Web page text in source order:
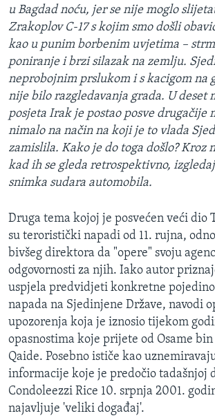
u Bagdad noću, jer se nije moglo
Zrakoplov C-17 s kojim smo došli
kao u punim borbenim uvjetima –
poniranje i brzi silazak na zemlju.
neprobojnim prslukom i s kacigom na
nije bilo razgledavanja grada. U deset
posjeta Irak je postao posve drugačije
nimalo na način na koji je to vlada
zamislila. Kako je do toga došlo? Kroz
kad ih se gleda retrospektivno,
snimka sudara automobila.
Druga tema kojoj je posvećen veći dio
su teroristički napadi od 11. rujna,
bivšeg direktora da "opere" svoju
odgovornosti za njih. Iako autor
uspjela predvidjeti konkretne
napada na Sjedinjene Države, navodi
upozorenja koja je iznosio tijekom
opasnostima koje prijete od Osame
Qaide. Posebno ističe kao
informacije koje je predočio tadašnjoj
Condoleezzi Rice 10. srpnja 2001.
najavljuje 'veliki događaj'.